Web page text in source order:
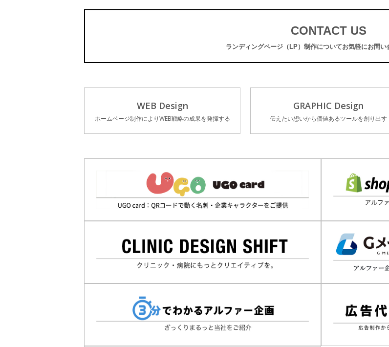
CONTACT US
ランディングページ（LP）制作についてお気軽にお問い
WEB Design
ホームページ制作によりWEB戦略の成果を発揮する
GRAPHIC Design
伝えたい想いから価値あるツールを創り出す